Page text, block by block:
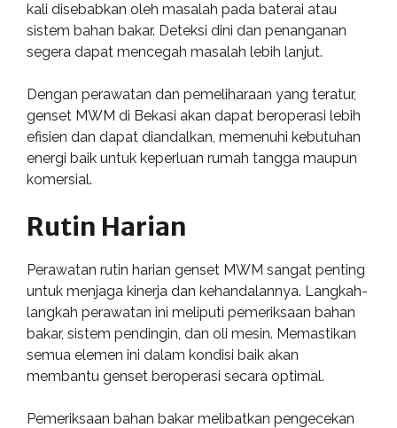
kali disebabkan oleh masalah pada baterai atau
sistem bahan bakar. Deteksi dini dan penanganan
segera dapat mencegah masalah lebih lanjut.
Dengan perawatan dan pemeliharaan yang teratur,
genset MWM di Bekasi akan dapat beroperasi lebih
efisien dan dapat diandalkan, memenuhi kebutuhan
energi baik untuk keperluan rumah tangga maupun
komersial.
Rutin Harian
Perawatan rutin harian genset MWM sangat penting
untuk menjaga kinerja dan kehandalannya. Langkah-
langkah perawatan ini meliputi pemeriksaan bahan
bakar, sistem pendingin, dan oli mesin. Memastikan
semua elemen ini dalam kondisi baik akan
membantu genset beroperasi secara optimal.
Pemeriksaan bahan bakar melibatkan pengecekan